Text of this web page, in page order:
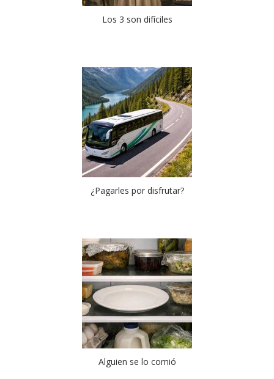
Los 3 son difíciles
¿Pagarles por disfrutar?
Alguien se lo comió